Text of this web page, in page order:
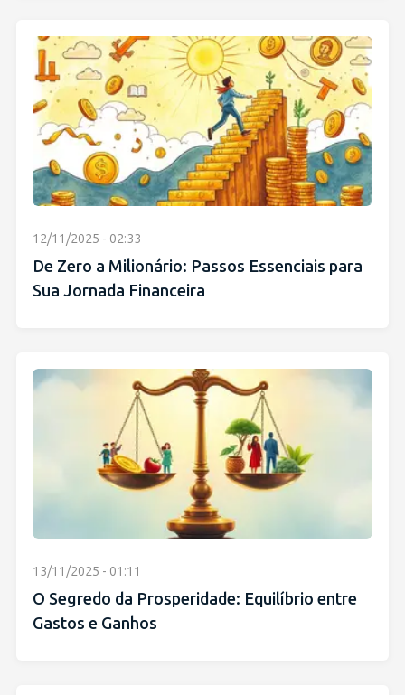
12/11/2025 - 02:33
De Zero a Milionário: Passos Essenciais para
Sua Jornada Financeira
13/11/2025 - 01:11
O Segredo da Prosperidade: Equilíbrio entre
Gastos e Ganhos